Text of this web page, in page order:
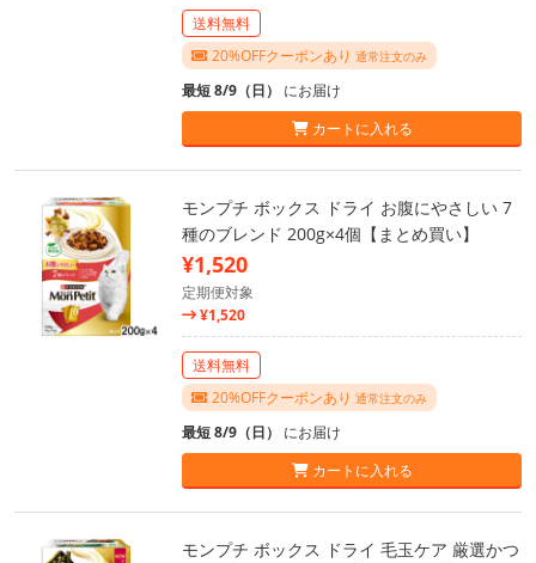
送料無料
20%OFFクーポンあり 通常注文のみ
最短 8/9（日） にお届け
カートに入れる
モンプチ ボックス ドライ お腹にやさしい 7
種のブレンド 200g×4個【まとめ買い】
¥1,520
定期便対象
¥1,520
送料無料
20%OFFクーポンあり 通常注文のみ
最短 8/9（日） にお届け
カートに入れる
モンプチ ボックス ドライ 毛玉ケア 厳選かつ